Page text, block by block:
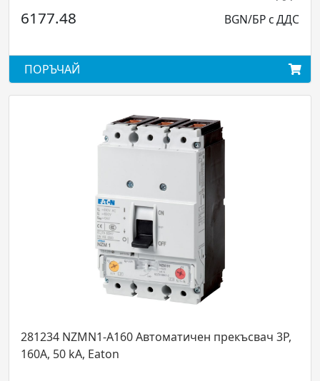
BGN/БР с ДДС
A160 Автоматичен прекъсвач 3P,
Eaton
2253.77
ПОРЪЧАЙ
111969